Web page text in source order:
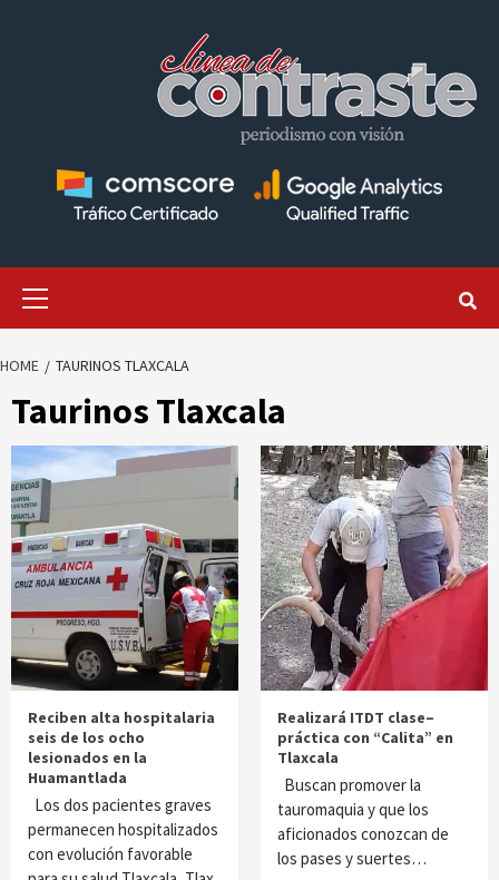
HOME TAURINOS TLAXCALA
Taurinos Tlaxcala
Reciben alta hospitalaria
seis de los ocho
lesionados en la
Huamantlada
Los dos pacientes graves
permanecen hospitalizados
con evolución favorable
Realizará ITDT clase–
práctica con “Calita” en
Tlaxcala
Buscan promover la
tauromaquia y que los
aficionados conozcan de
los pases y suertes…